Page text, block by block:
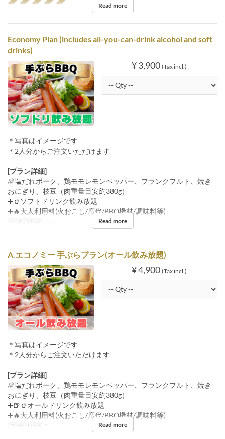
Read more
Economy Plan (includes all-you-can-drink alcohol and soft
drinks)
¥ 3,900 (Tax incl.)
＊写真はイメージです
＊2人分からご注文いただけます
[プラン詳細]
🍖塩だれポーク、鶏モモレモンペッパー、フランクフルト、焼き
おにぎり、枝豆（肉重量目安約380g）
➕🥤ソフトドリンク飲み放題
➕🔥大人利用料(火おこし/席代/BBQ機材/調味料等)
Order Limit 2 ~ Read more
A.エコノミー 手ぶらプラン(オール飲み放題)
¥ 4,900 (Tax incl.)
＊写真はイメージです
＊2人分からご注文いただけます
[プラン詳細]
🍖塩だれポーク、鶏モモレモンペッパー、フランクフルト、焼き
おにぎり、枝豆（肉重量目安約380g）
➕🍺🥤オールドリンク飲み放題
➕🔥大人利用料(火おこし/席代/BBQ機材/調味料等)
Order Limit 2 ~ Read more